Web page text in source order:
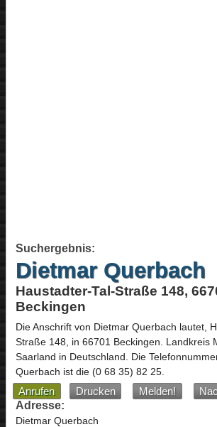
Suchergebnis:
Dietmar Querbach
Haustadter-Tal-Straße 148,
Beckingen
Die Anschrift von Dietmar Querbach lautet,
Straße 148, in 66701 Beckingen. Landkreis
Saarland in Deutschland. Die
Querbach ist die (0 68 35) 82 25.
Anrufen Drucken Melden!
Adresse:
Dietmar Querbach